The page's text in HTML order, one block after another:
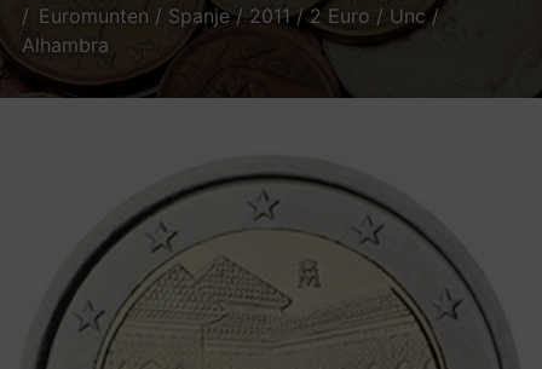
Euromunten / Spanje / 2011 / 2 Euro / Unc /
Alhambra